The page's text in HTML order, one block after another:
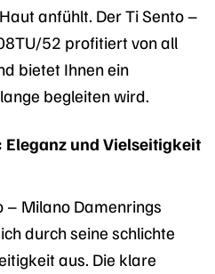
anfühlt. Der Ti Sento –
52 profitiert von all
bietet Ihnen ein
begleiten wird.
Eleganz und Vielseitigkeit
– Milano Damenrings
durch seine schlichte
aus. Die klare